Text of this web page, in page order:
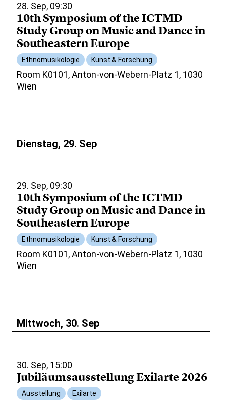
28. Sep, 09:30
10th Symposium of the ICTMD
Study Group on Music and Dance in
Southeastern Europe
Ethnomusikologie Kunst & Forschung
Room K0101, Anton-von-Webern-Platz 1, 1030
Wien
Dienstag, 29. Sep
29. Sep, 09:30
10th Symposium of the ICTMD
Study Group on Music and Dance in
Southeastern Europe
Ethnomusikologie Kunst & Forschung
Room K0101, Anton-von-Webern-Platz 1, 1030
Wien
Mittwoch, 30. Sep
30. Sep, 15:00
Jubiläumsausstellung Exilarte 2026
Ausstellung Exilarte